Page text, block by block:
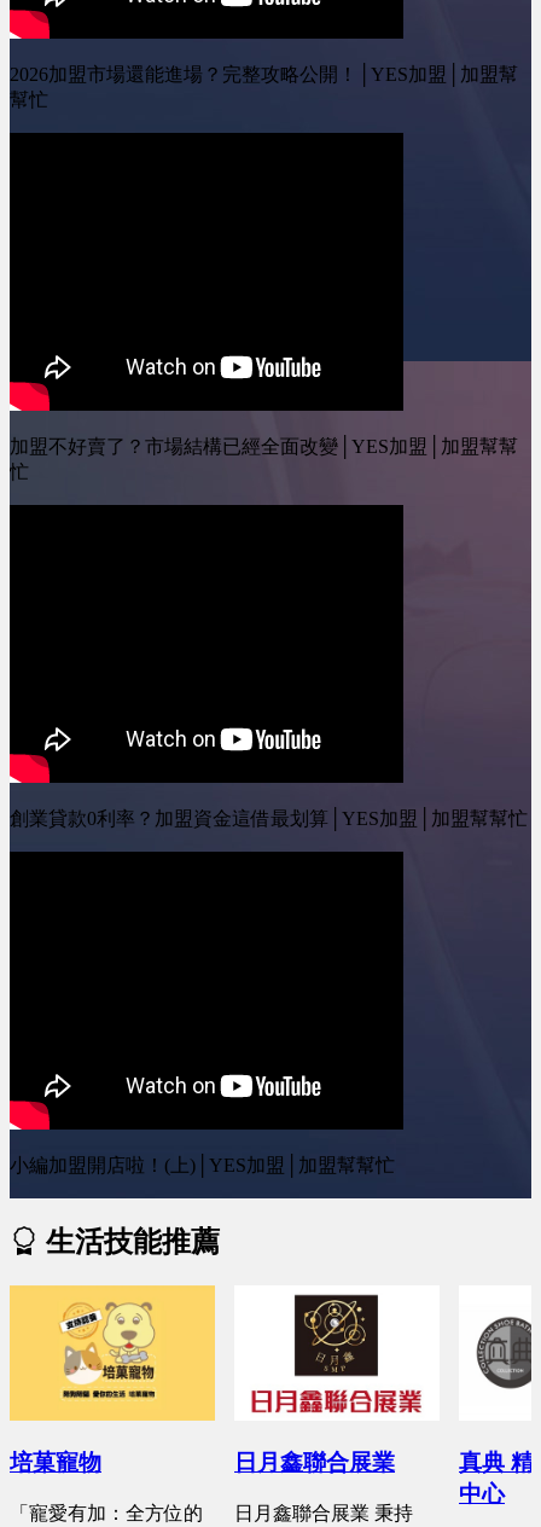
https://www.facebook.com/yestopone
按讚我的Instagram專頁：
https://www.instagram.com/yesone_ally/
2026加盟市場還能進場？完整攻略公開！│YES加盟│加盟幫
幫忙
加盟不好賣了？市場結構已經全面改變│YES加盟│加盟幫幫
忙
創業貸款0利率？加盟資金這借最划算│YES加盟│加盟幫幫忙
小編加盟開店啦！(上)│YES加盟│加盟幫幫忙
生活技能推薦
培菓寵物
「寵愛有加：全方位的
日月鑫聯合展業
日月鑫聯合展業 秉持
真典 精
中心